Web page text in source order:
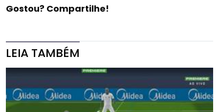
Gostou? Compartilhe!
LEIA TAMBÉM